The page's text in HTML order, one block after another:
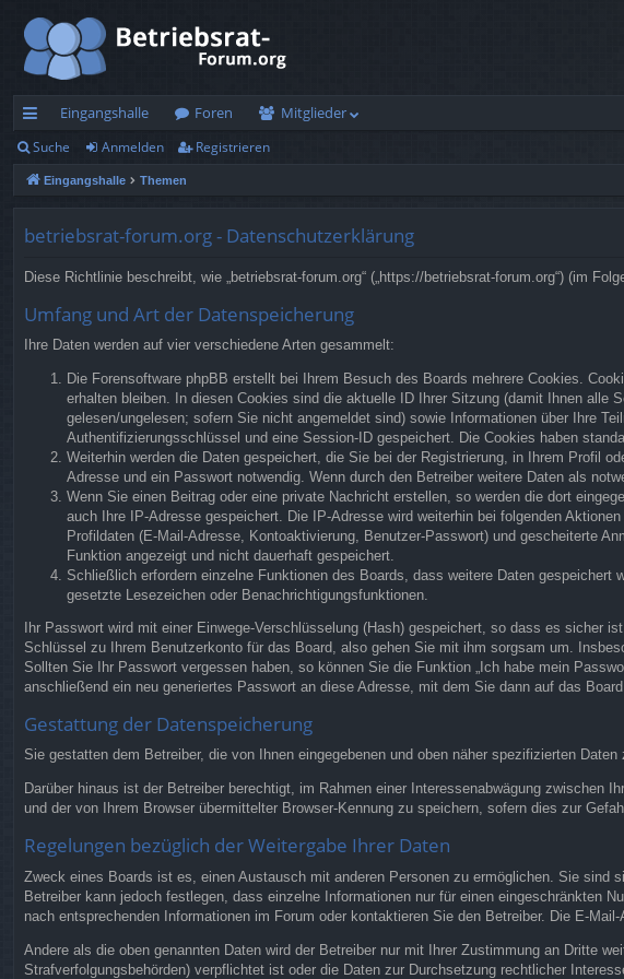
ch
ne
Eingangshalle Foren
Mitglieder
Suche Anmelden Registrieren
Eingangshalle Themen
betriebsrat-forum.org - Datenschutzerklärung
Diese Richtlinie beschreibt, wie „betriebsrat-forum.org“ („https://betriebsrat-forum.org“) (im
Umfang und Art der Datenspeicherung
Ihre Daten werden auf vier verschiedene Arten gesammelt:
Die Forensoftware phpBB erstellt bei Ihrem Besuch des Boards mehrere Cookies.
erhalten bleiben. In diesen Cookies sind die aktuelle ID Ihrer Sitzung (damit Ihnen alle
gelesen/ungelesen; sofern Sie nicht angemeldet sind) sowie Informationen über Ihre
Authentifizierungsschlüssel und eine Session-ID gespeichert. Die Cookies haben
Weiterhin werden die Daten gespeichert, die Sie bei der Registrierung, in Ihrem Profil
Adresse und ein Passwort notwendig. Wenn durch den Betreiber weitere Daten als
Wenn Sie einen Beitrag oder eine private Nachricht erstellen, so werden die dort
auch Ihre IP-Adresse gespeichert. Die IP-Adresse wird weiterhin bei folgenden
Profildaten (E-Mail-Adresse, Kontoaktivierung, Benutzer-Passwort) und gescheiterte
Funktion angezeigt und nicht dauerhaft gespeichert.
Schließlich erfordern einzelne Funktionen des Boards, dass weitere Daten
gesetzte Lesezeichen oder Benachrichtigungsfunktionen.
Ihr Passwort wird mit einer Einwege-Verschlüsselung (Hash) gespeichert, so dass es sicher
Schlüssel zu Ihrem Benutzerkonto für das Board, also gehen Sie mit ihm sorgsam um.
Sollten Sie Ihr Passwort vergessen haben, so können Sie die Funktion „Ich habe mein
anschließend ein neu generiertes Passwort an diese Adresse, mit dem Sie dann auf das Board
Gestattung der Datenspeicherung
Sie gestatten dem Betreiber, die von Ihnen eingegebenen und oben näher spezifizierten
Darüber hinaus ist der Betreiber berechtigt, im Rahmen einer Interessenabwägung
und der von Ihrem Browser übermittelter Browser-Kennung zu speichern, sofern dies zur
Regelungen bezüglich der Weitergabe Ihrer Daten
Zweck eines Boards ist es, einen Austausch mit anderen Personen zu ermöglichen. Sie
Betreiber kann jedoch festlegen, dass einzelne Informationen nur für einen eingeschränkten
nach entsprechenden Informationen im Forum oder kontaktieren Sie den Betreiber. Die E-
Andere als die oben genannten Daten wird der Betreiber nur mit Ihrer Zustimmung an Dritte
Strafverfolgungsbehörden) verpflichtet ist oder die Daten zur Durchsetzung rechtlicher